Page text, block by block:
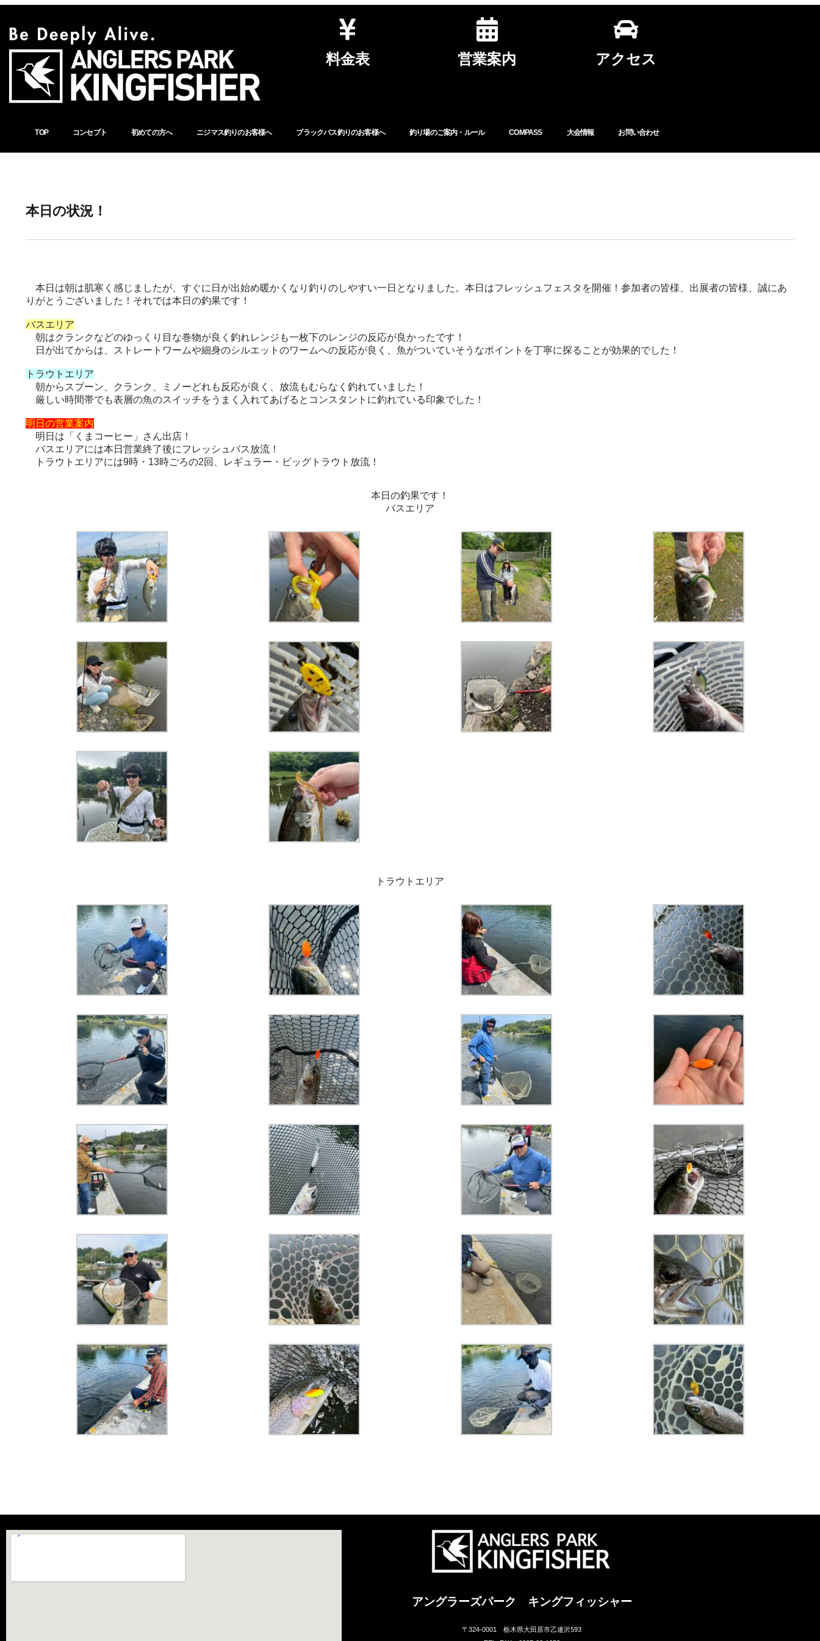
料金表 営業案内 アクセス
TOP コンセプト 初めての方へ ニジマス釣りのお客様へ ブラックバス釣りのお客様へ 釣り場のご案内・ルール COMPASS 大会情報 お問い合わせ
本日の状況！
本日は朝は肌寒く感じましたが、すぐに日が出始め暖かくなり釣りのしやすい一日となりました。本日はフレッシュフェスタを開催！参加者の皆様、出展者の皆様、誠にあ
りがとうございました！それでは本日の釣果です！
バスエリア
朝はクランクなどのゆっくり目な巻物が良く釣れレンジも一枚下のレンジの反応が良かったです！
日が出てからは、ストレートワームや細身のシルエットのワームへの反応が良く、魚がついていそうなポイントを丁寧に探ることが効果的でした！
トラウトエリア
朝からスプーン、クランク、ミノーどれも反応が良く、放流もむらなく釣れていました！
厳しい時間帯でも表層の魚のスイッチをうまく入れてあげるとコンスタントに釣れている印象でした！
明日の営業案内
明日は「くまコーヒー」さん出店！
バスエリアには本日営業終了後にフレッシュバス放流！
トラウトエリアには9時・13時ごろの2回、レギュラー・ビッグトラウト放流！
本日の釣果です！
バスエリア
トラウトエリア
アングラーズパーク キングフィッシャー
〒324-0001 栃木県大田原市乙連沢593